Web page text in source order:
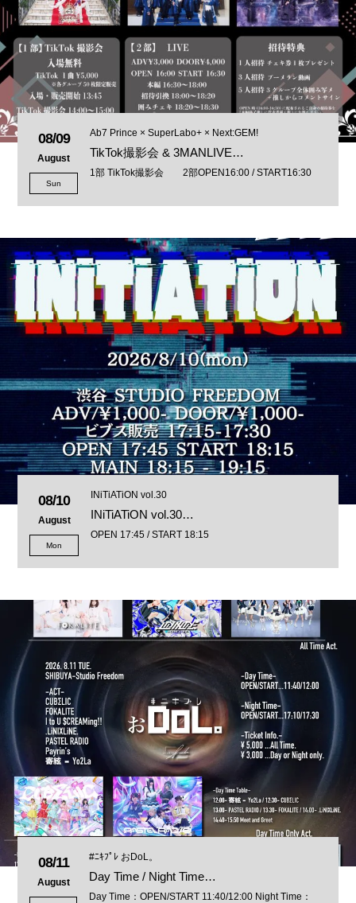
08/09
August
Sun
Ab7 Prince × SuperLabo+ × Next:GEM!
TikTok撮影会 & 3MANLIVE…
1部 TikTok撮影会 2部OPEN16:00 / START16:30
08/10
August
Mon
INiTiATiON vol.30
INiTiATiON vol.30…
OPEN 17:45 / START 18:15
08/11
August
#ﾆｷﾌﾟﾚ おDoL。
Day Time / Night Time…
Day Time：OPEN/START 11:40/12:00 Night Time：